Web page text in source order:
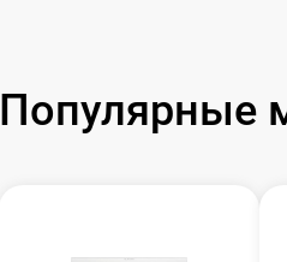
Популярные